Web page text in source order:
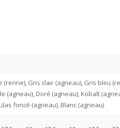
Gris clair (agneau), Gris bleu
(agneau), Doré (agneau), Kobalt
foncé (agneau), Blanc (agneau)